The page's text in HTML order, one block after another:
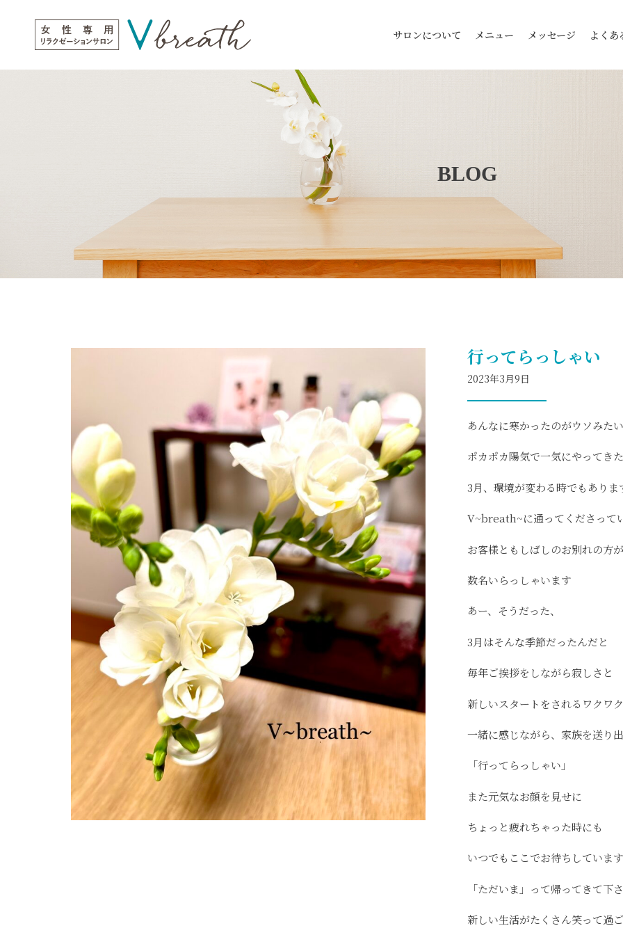
サロンについて メニュー メッセージ よくあ
BLOG
行ってらっしゃい
2023年3月9日
あんなに寒かったのがウソみた
ポカポカ陽気で一気にやってき
3月、環境が変わる時でもありま
V~breath~に通ってくださって
お客様ともしばしのお別れの方が
数名いらっしゃいます
あー、そうだった、
3月はそんな季節だったんだと
毎年ご挨拶をしながら寂しさと
新しいスタートをされるワクワ
一緒に感じながら、家族を送り出
「行ってらっしゃい」
また元気なお顔を見せに
ちょっと疲れちゃった時にも
いつでもここでお待ちしていま
「ただいま」って帰ってきて下
新しい生活がたくさん笑って過